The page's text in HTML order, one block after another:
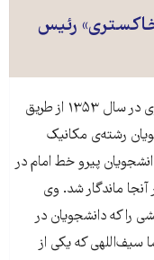
رئیس
زریباف در سال ۱۳۳۱ در اصفهان به دنیا آمد. وی در سال ۱۳۵۳ از طریق
رشته‌ی مکانیک
پیرو خط امام در
و در آنجا ماندگار شد. وی
را که دانشجویان در
سیف‌اللهی که یکی از